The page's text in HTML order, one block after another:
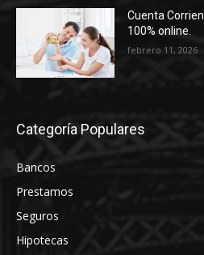
Cuenta
100% online.
febrero 11, 2026
Categoría Populares
Bancos
Prestamos
Seguros
Hipotecas